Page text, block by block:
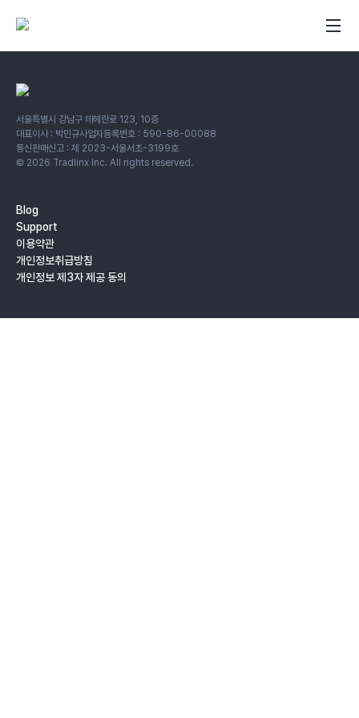
서울특별시 강남구 테헤란로 123, 10층
대표이사 : 박민규사업자등록번호 : 590-86-00088
통신판매신고 : 제 2023-서울서초-3199호
© 2026 Tradlinx Inc. All rights reserved.
Blog
Support
이용약관
개인정보취급방침
개인정보 제3자 제공 동의